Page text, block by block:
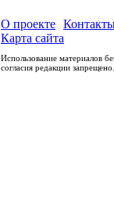
О проекте
Карта сайта
Использование материалов
согласия редакции запрещено.